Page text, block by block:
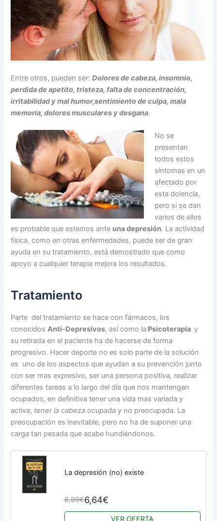
Entre otros, pueden ser:Dolores de cabeza, insomnio,
perdida de apetito, tristeza, falta de concentración,
irritabilidad y mal humor,sentimiento de culpa, mala
memoria, dolores musculares y desgana.
No se
presentan
todos estos
síntomas en un
afectado por
esta dolencia,
pero si se dan
varios de ellos
es probable que estemos ante una depresión. La actividad
física, como en otras enfermedades, puede ser de gran
ayuda en su tratamiento, está demostrado que como
apoyo a cualquier terapia mejora los resultados.
Tratamiento
Parte del tratamiento se hace con fármacos, los
conocidosAnti-Depresivos, así como la Psicoterapia y
su retirada en el paciente ha de hacerse de forma
progresivo. Hacer deporte no es solo parte de la solución
es uno de los aspectos que ayudan a su prevención junto
con ser mas expresivo, ser una persona positiva, realizar
diferentes tareas a lo largo del día que nos mantengan
ocupados, en definitiva tener una vida mas variada y
activa, tener la cabeza ocupada y no preocupada. La
preocupación es inevitable, pero no ha de suponer una
carga tan pesada que acabe hundiéndonos.
La depresión (no) existe
6,99€6,64€